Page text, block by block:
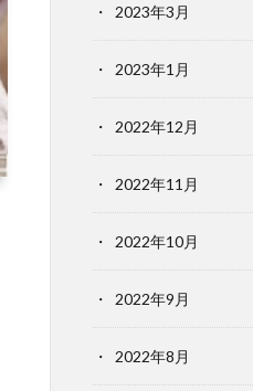
2023年3月
2023年1月
2022年12月
2022年11月
2022年10月
2022年9月
2022年8月